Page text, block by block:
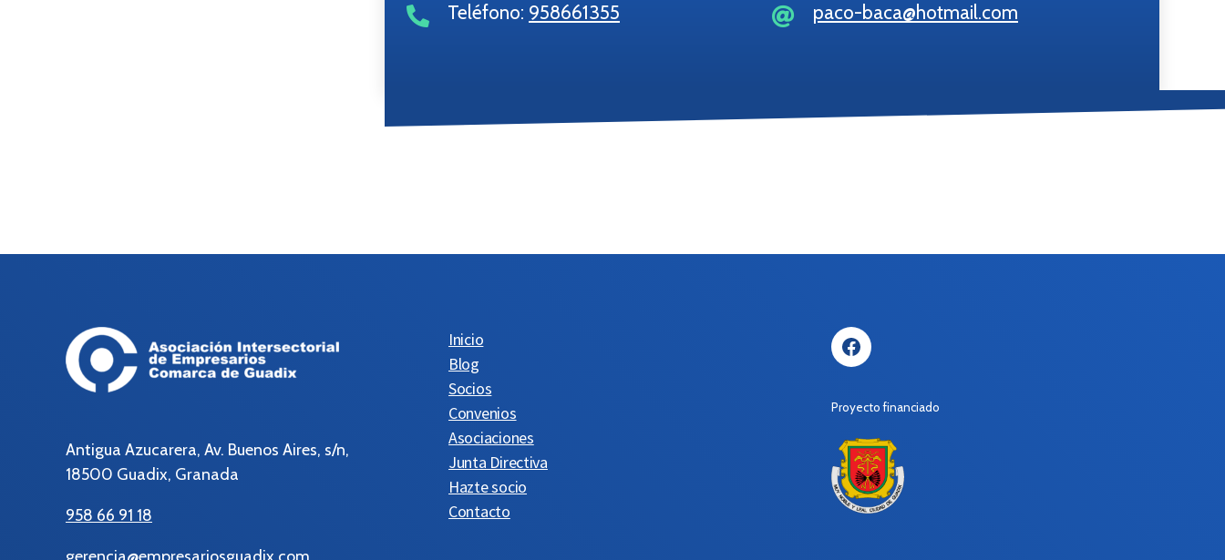
Teléfono: 958661355 paco-baca@hotmail.com
Antigua Azucarera, Av. Buenos Aires, s/n,
18500 Guadix, Granada
958 66 91 18
Inicio
Blog
Socios
Convenios
Asociaciones
Junta Directiva
Hazte socio
Contacto
Facebook
Proyecto financiado